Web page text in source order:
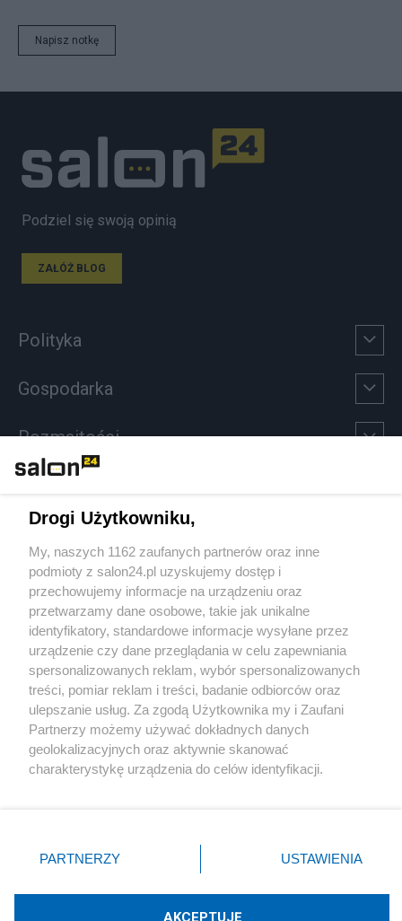
Napisz notkę
Podziel się swoją opinią
ZAŁÓŻ BLOG
Polityka
Gospodarka
Rozmaitości
Sport
Społeczeństwo
Kultura
X Facebook Instagram Youtube
Drogi Użytkowniku,
My, naszych 1162 zaufanych partnerów oraz inne
podmioty z salon24.pl uzyskujemy dostęp i
przechowujemy informacje na urządzeniu oraz
przetwarzamy dane osobowe, takie jak unikalne
identyfikatory, standardowe informacje wysyłane przez
urządzenie czy dane przeglądania w celu zapewniania
spersonalizowanych reklam, wybór spersonalizowanych
treści, pomiar reklam i treści, badanie odbiorców oraz
ulepszanie usług. Za zgodą Użytkownika my i Zaufani
Partnerzy możemy używać dokładnych danych
geolokalizacyjnych oraz aktywnie skanować
charakterystykę urządzenia do celów identyfikacji.
zmienić/wycofać klikając przycisk ustawień prywatności
znajdujący się w lewym dolnym rogu strony
rodzaje przetwarzania danych nie wymagają zgody
użytkownika, ale masz prawo sprzeciwić się takiemu
PARTNERZY USTAWIENIA
AKCEPTUJĘ